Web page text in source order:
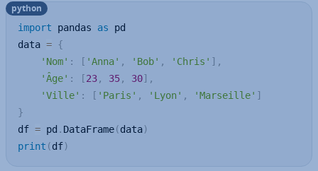
import pandas as pd
data = {
'Nom' : [ 'Anna' , 'Bob' , 'Chris' ] ,
'Âge' : [23, 35, 30] ,
'Ville' : [ 'Paris' , 'Lyon' , 'Marseille' ]
}
df = pd . DataFrame(data)
print (df)
python